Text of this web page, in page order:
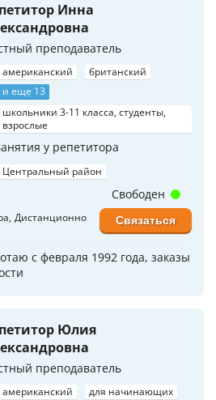
Инна
преподаватель
американский
британский
и еще 13
школьники 3-11 класса, студенты,
взрослые
у репетитора
Центральный район
Дистанционно
с февраля 1992 года, заказы
Свободен
Связаться
Юлия
преподаватель
американский
для начинающих